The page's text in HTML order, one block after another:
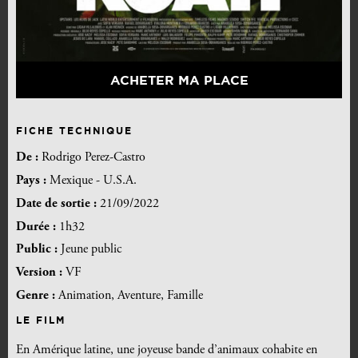
ACHETER MA PLACE
FICHE TECHNIQUE
De : Rodrigo Perez-Castro
Pays : Mexique - U.S.A.
Date de sortie : 21/09/2022
Durée : 1h32
Public : Jeune public
Version : VF
Genre :Animation, Aventure, Famille
LE FILM
En Amérique latine, une joyeuse bande d’animaux cohabite en